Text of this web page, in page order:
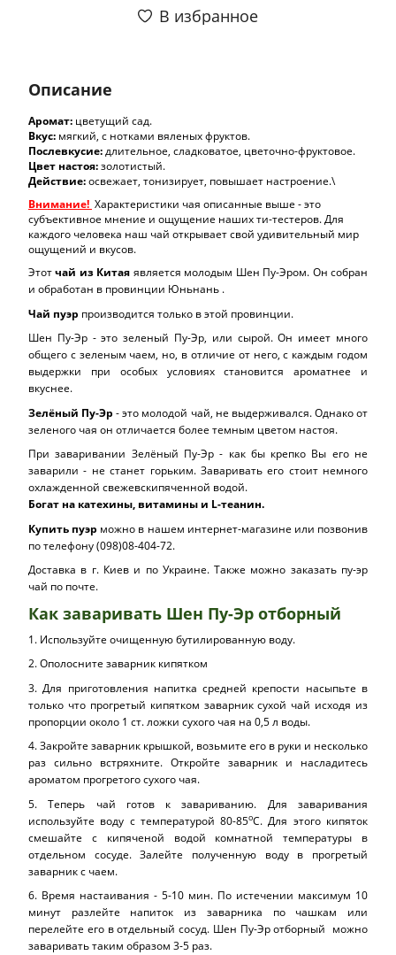
В избранное
Описание
Аромат: цветущий сад.
Вкус: мягкий, с нотками вяленых фруктов.
Послевкусие:длительное, сладковатое, цветочно-фруктовое.
Цвет настоя:золотистый.
Действие:освежает, тонизирует, повышает настроение.\
Внимание! Характеристики чая описанные выше - это
субъективное мнение и ощущение наших ти-тестеров. Для
каждого человека наш чай открывает свой удивительный мир
ощущений и вкусов.
Этотчай из Китая является молодым Шен Пу-Эром. Он собран
и обработан в провинции Юньнань .
Чай пуэр производится только в этой провинции.
Шен Пу-Эр - это зеленый Пу-Эр, или сырой. Он имеет много
общего с зеленым чаем, но, в отличие от него, с каждым годом
выдержки при особых условиях становится ароматнее и
вкуснее.
Зелёный Пу-Эр - это молодой чай, не выдерживался. Однако от
зеленого чая он отличается более темным цветом настоя.
При заваривании Зелёный Пу-Эр - как бы крепко Вы его не
заварили - не станет горьким. Заваривать его стоит немного
охлажденной свежевскипяченной водой.
Богат на катехины, витамины и L-теанин.
Купить пуэр можно в нашем интернет-магазине или позвонив
по телефону (098)08-404-72.
Доставка в г. Киев и по Украине. Также можно заказать пу-эр
чай по почте.
Как заваривать Шен Пу-Эр отборный
1. Используйте очищенную бутилированную воду.
2. Ополосните заварник кипятком
3. Для приготовления напитка средней крепости насыпьте в
только что прогретый кипятком заварник сухой чай исходя из
пропорции около 1 ст. ложки сухого чая на 0,5 л воды.
4. Закройте заварник крышкой, возьмите его в руки и несколько
раз сильно встряхните. Откройте заварник и насладитесь
ароматом прогретого сухого чая.
5. Теперь чай готов к завариванию. Для заваривания
используйте воду с температурой 80-85оС. Для этого кипяток
смешайте с кипяченой водой комнатной температуры в
отдельном сосуде. Залейте полученную воду в прогретый
заварник с чаем.
6. Время настаивания - 5-10 мин. По истечении максимум 10
минут разлейте напиток из заварника по чашкам или
перелейте его в отдельный сосуд. Шен Пу-Эр отборный можно
заваривать таким образом 3-5 раз.